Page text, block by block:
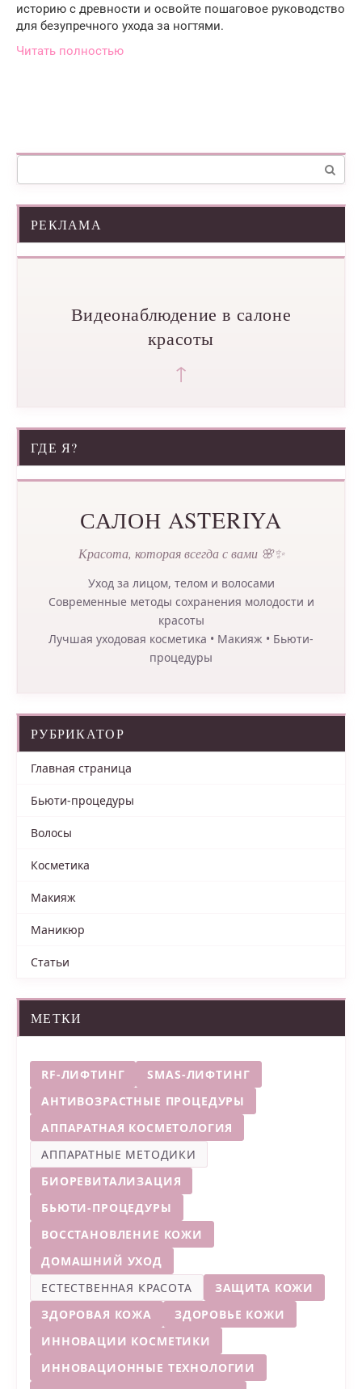
историю с древности и освойте пошаговое руководство
для безупречного ухода за ногтями.
Читать полностью
Поиск:
РЕКЛАМА
Видеонаблюдение в салоне
красоты
↑
ГДЕ Я?
САЛОН ASTERIYA
Красота, которая всегда с вами 🌸✨
Уход за лицом, телом и волосами
Современные методы сохранения молодости и
красоты
Лучшая уходовая косметика • Макияж • Бьюти-
процедуры
РУБРИКАТОР
Главная страница
Бьюти-процедуры
Волосы
Косметика
Макияж
Маникюр
Статьи
МЕТКИ
RF-ЛИФТИНГ
SMAS-ЛИФТИНГ
АНТИВОЗРАСТНЫЕ ПРОЦЕДУРЫ
АППАРАТНАЯ КОСМЕТОЛОГИЯ
АППАРАТНЫЕ МЕТОДИКИ
БИОРЕВИТАЛИЗАЦИЯ
БЬЮТИ-ПРОЦЕДУРЫ
ВОССТАНОВЛЕНИЕ КОЖИ
ДОМАШНИЙ УХОД
ЕСТЕСТВЕННАЯ КРАСОТА
ЗАЩИТА КОЖИ
ЗДОРОВАЯ КОЖА
ЗДОРОВЬЕ КОЖИ
ИННОВАЦИИ КОСМЕТИКИ
ИННОВАЦИОННЫЕ ТЕХНОЛОГИИ